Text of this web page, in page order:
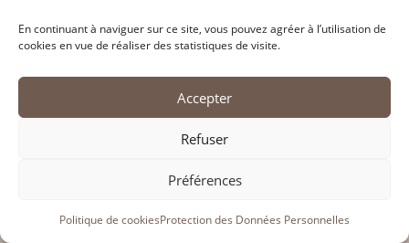
En continuant à naviguer sur ce site, vous pouvez agréer à l’utilisation de
cookies en vue de réaliser des statistiques de visite.
Accepter
Refuser
Préférences
Politique de cookiesProtection des Données Personnelles
Pour commander ouvrage, cliquez surce lien(règlement par CB)
histoire d’une étoile ferroviaire
Henri Texier, 2013, 10€